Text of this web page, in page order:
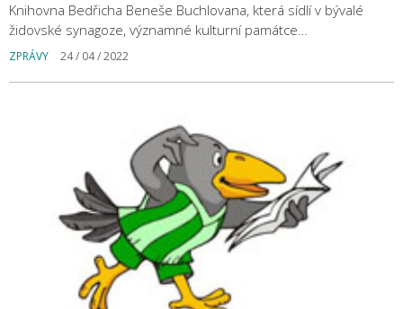
Knihovna Bedřicha Beneše Buchlovana, která sídlí v bývalé
židovské synagoze, významné kulturní památce…
ZPRÁVY 24 / 04 / 2022